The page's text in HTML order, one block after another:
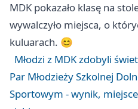
MDK pokazało klasę na
wywalczyło miejsca, o
kuluarach. 😊
Młodzi z MDK zdobyli
Par Młodzieży Szkolnej
Sportowym - wynik,